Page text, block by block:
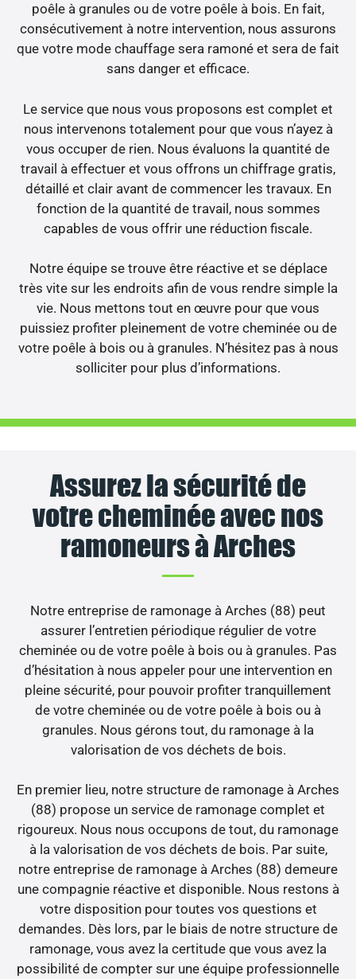
poêle à granules ou de votre poêle à bois. En fait,
consécutivement à notre intervention, nous assurons
que votre mode chauffage sera ramoné et sera de fait
sans danger et efficace.
Le service que nous vous proposons est complet et
nous intervenons totalement pour que vous n’ayez à
vous occuper de rien. Nous évaluons la quantité de
travail à effectuer et vous offrons un chiffrage gratis,
détaillé et clair avant de commencer les travaux. En
fonction de la quantité de travail, nous sommes
capables de vous offrir une réduction fiscale.
Notre équipe se trouve être réactive et se déplace
très vite sur les endroits afin de vous rendre simple la
vie. Nous mettons tout en œuvre pour que vous
puissiez profiter pleinement de votre cheminée ou de
votre poêle à bois ou à granules. N’hésitez pas à nous
solliciter pour plus d’informations.
Assurez la sécurité de
votre cheminée avec nos
ramoneurs à Arches
Notre entreprise de ramonage à Arches (88) peut
assurer l’entretien périodique régulier de votre
cheminée ou de votre poêle à bois ou à granules. Pas
d’hésitation à nous appeler pour une intervention en
pleine sécurité, pour pouvoir profiter tranquillement
de votre cheminée ou de votre poêle à bois ou à
granules. Nous gérons tout, du ramonage à la
valorisation de vos déchets de bois.
En premier lieu, notre structure de ramonage à Arches
(88) propose un service de ramonage complet et
rigoureux. Nous nous occupons de tout, du ramonage
à la valorisation de vos déchets de bois. Par suite,
notre entreprise de ramonage à Arches (88) demeure
une compagnie réactive et disponible. Nous restons à
votre disposition pour toutes vos questions et
demandes. Dès lors, par le biais de notre structure de
ramonage, vous avez la certitude que vous avez la
possibilité de compter sur une équipe professionnelle